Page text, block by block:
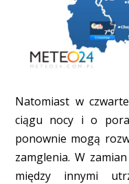
Natomiast w
ciągu nocy i o
ponownie mogą
zamglenia. W
między innymi